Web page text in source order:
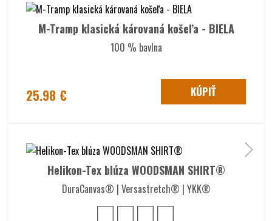
M-Tramp klasická károvaná košeľa - BIELA
100 % bavlna
25.98 € KÚPIŤ
Helikon-Tex blúza WOODSMAN SHIRT®
DuraCanvas® | Versastretch® | YKK®